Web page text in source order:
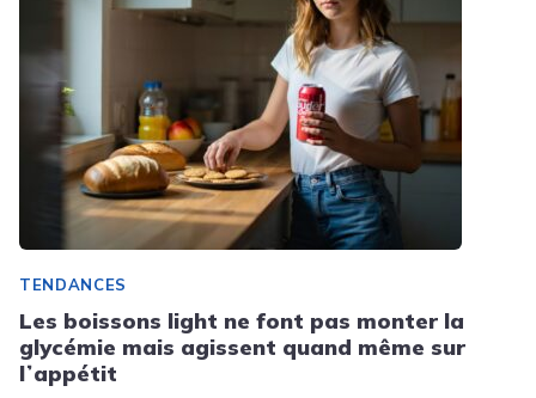
TENDANCES
Les boissons light ne font pas monter la
glycémie mais agissent quand même sur
lʼappétit